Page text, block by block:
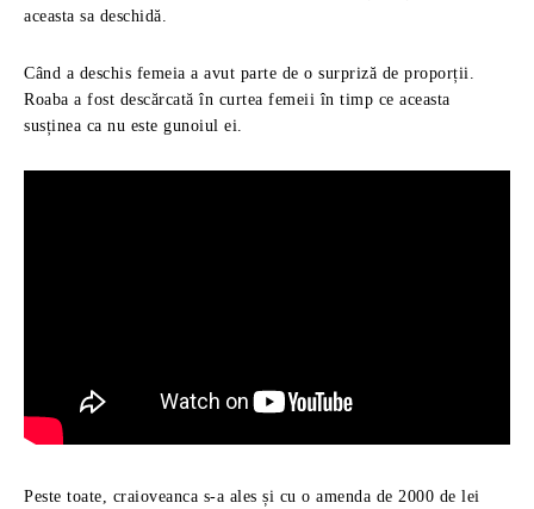
aceasta sa deschidă.
Când a deschis femeia a avut parte de o surpriză de proporții.
Roaba a fost descărcată în curtea femeii în timp ce aceasta
susținea ca nu este gunoiul ei.
Peste toate, craioveanca s-a ales și cu o amenda de 2000 de lei